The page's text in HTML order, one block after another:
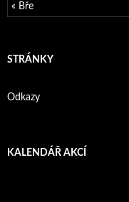
« Bře
STRÁNKY
Odkazy
KALENDÁŘ AKCÍ